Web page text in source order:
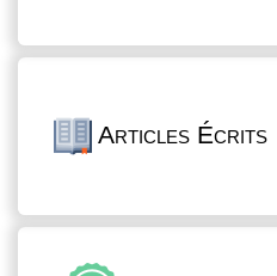
Articles Écrits